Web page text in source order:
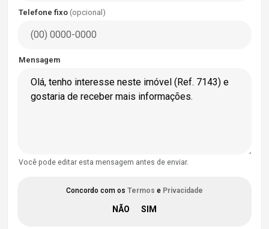
Telefone fixo (opcional)
Mensagem
Você pode editar esta mensagem antes de enviar.
Concordo com os Termos e Privacidade